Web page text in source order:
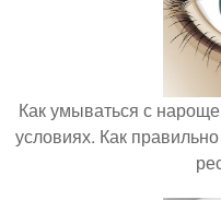
Как умываться с
условиях. Как